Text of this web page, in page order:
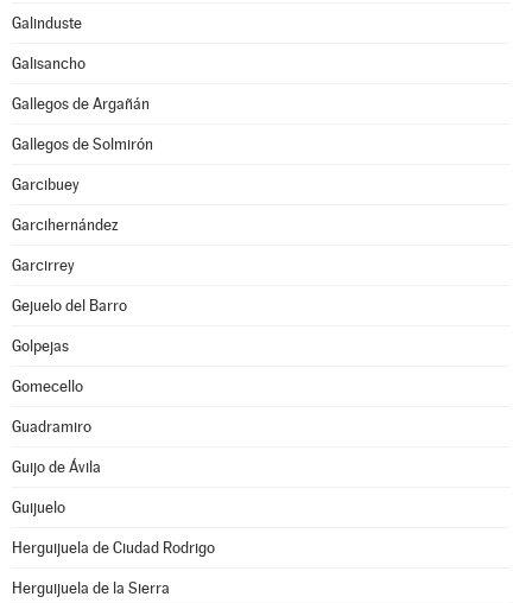
Galinduste
Galisancho
Gallegos de Argañán
Gallegos de Solmirón
Garcibuey
Garcihernández
Garcirrey
Gejuelo del Barro
Golpejas
Gomecello
Guadramiro
Guijo de Ávila
Guijuelo
Herguijuela de Ciudad Rodrigo
Herguijuela de la Sierra